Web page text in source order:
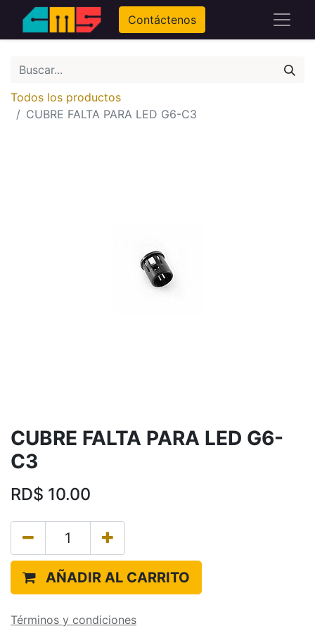
Contáctenos
Todos los productos
CUBRE FALTA PARA LED G6-C3
CUBRE FALTA PARA LED G6-
C3
RD$ 10.00
AÑADIR AL CARRITO
Términos y condiciones